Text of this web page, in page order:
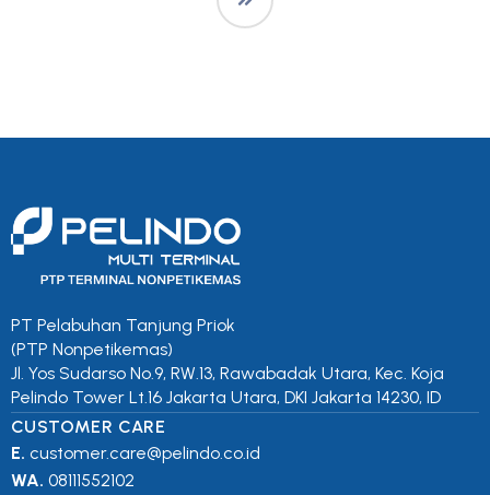
PT Pelabuhan Tanjung Priok
(PTP Nonpetikemas)
Jl. Yos Sudarso No.9, RW.13, Rawabadak Utara, Kec. Koja
Pelindo Tower Lt.16 Jakarta Utara, DKI Jakarta 14230, ID
CUSTOMER CARE
E. customer.care@pelindo.co.id
WA. 08111552102